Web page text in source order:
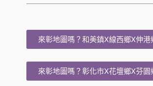
來彰地圖嗎？和美鎮X線西鄉X伸港
來彰地圖嗎？彰化市X花壇鄉X芬園